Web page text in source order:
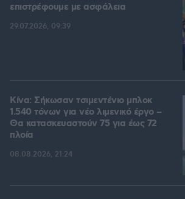
επιστρέφουμε με ασφάλεια
29.07.2026, 09:39
Κίνα: Σήκωσαν τσιμεντένιο μπλοκ
1.540 τόνων για νέο λιμενικό έργο –
Θα κατασκευαστούν 75 για έως 72
πλοία
08.08.2026, 21:24